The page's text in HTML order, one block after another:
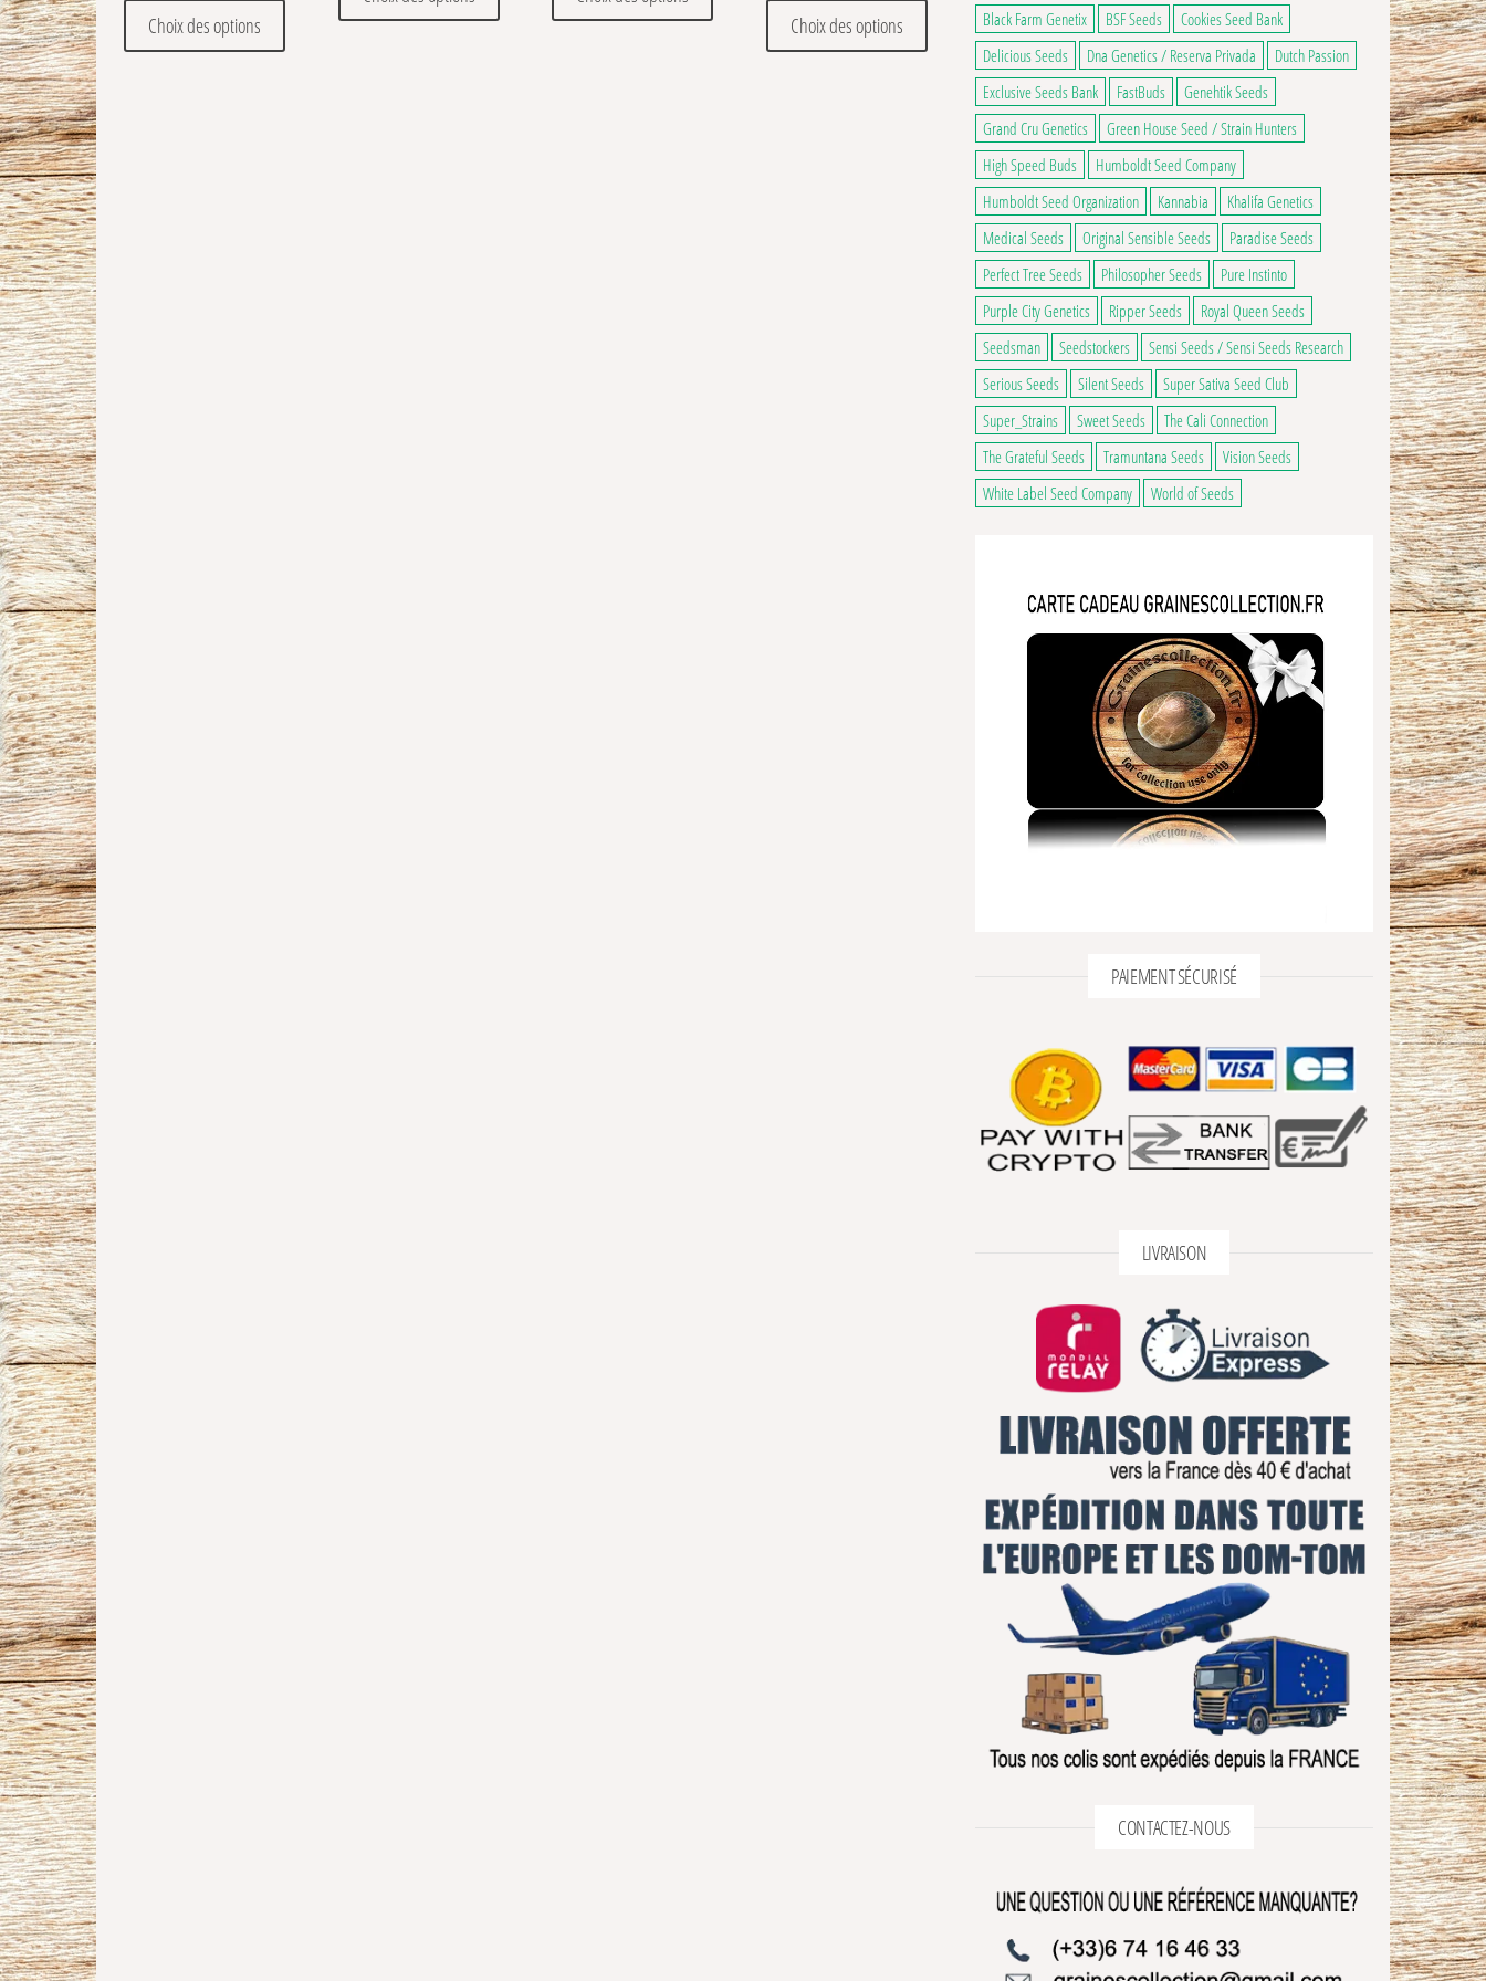
Choix des options
Ce produit a plusieurs variations. Les options peuvent être choisies sur la page du produit
4 avis
Choix des options
Ce produit a plusieurs variations. Les options peuvent être choisies sur la page du
Black Farm Genetix
BSF Seeds
Cookies Seed Bank
Delicious Seeds
Dna Genetics / Reserva Privada
Dutch Passion
Exclusive Seeds Bank
FastBuds
Genehtik Seeds
Grand Cru Genetics
Green House Seed / Strain Hunters
High Speed Buds
Humboldt Seed Company
Humboldt Seed Organization
Kannabia
Khalifa Genetics
Medical Seeds
Original Sensible Seeds
Paradise Seeds
Perfect Tree Seeds
Philosopher Seeds
Pure Instinto
Purple City Genetics
Ripper Seeds
Royal Queen Seeds
Seedsman
Seedstockers
Sensi Seeds / Sensi Seeds Research
Serious Seeds
Silent Seeds
Super Sativa Seed Club
Super_Strains
Sweet Seeds
The Cali Connection
The Grateful Seeds
Tramuntana Seeds
Vision Seeds
White Label Seed Company
World of Seeds
PAIEMENT SÉCURISÉ
LIVRAISON
CONTACTEZ-NOUS